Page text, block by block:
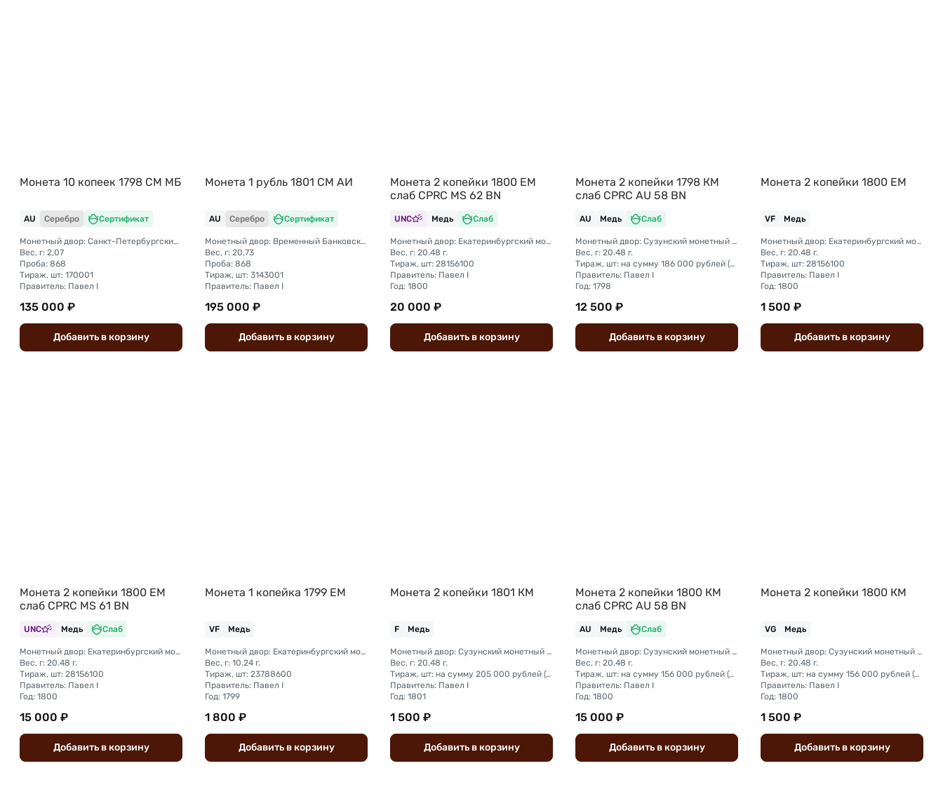
Монета 10 копеек 1798 СМ МБ
AU Серебро Сертификат
Монетный двор: Санкт-Петербургский монетный двор
Вес, г: 2,07
Проба: 868
Тираж, шт: 170001
Правитель: Павел I
135 000 ₽
Добавить вкорзину
Монета 1 рубль 1801 СМ АИ
AU Серебро Сертификат
Монетный двор: Временный Банковский монетный двор (Санкт-Петербург)
Вес, г: 20,73
Проба: 868
Тираж, шт: 3143001
Правитель: Павел I
195 000 ₽
Добавить вкорзину
Монета 2 копейки 1800 ЕМ
слаб CPRC MS 62 BN
UNC Медь Слаб
Монетный двор: Екатеринбургский монетный двор
Вес, г: 20.48 г.
Тираж, шт: 28156100
Правитель: Павел I
Год: 1800
20 000 ₽
Добавить вкорзину
Монета 2 копейки 1798 КМ
слаб CPRC AU 58 BN
AU Медь Слаб
Монетный двор: Сузунский монетный двор (Сибирь)
Вес, г: 20.48 г.
Тираж, шт: на сумму 186 000 рублей (сумма 2 копейки + 1 копейка + деньга + полушка).
Правитель: Павел I
Год: 1798
12 500 ₽
Добавить вкорзину
Монета 2 копейки 1800 ЕМ
VF Медь
Монетный двор: Екатеринбургский монетный двор
Вес, г: 20.48 г.
Тираж, шт: 28156100
Правитель: Павел I
Год: 1800
1 500 ₽
Добавить вкорзину
Монета 2 копейки 1800 ЕМ
слаб CPRC MS 61 BN
UNC Медь Слаб
Монетный двор: Екатеринбургский монетный двор
Вес, г: 20.48 г.
Тираж, шт: 28156100
Правитель: Павел I
Год: 1800
15 000 ₽
Добавить вкорзину
Монета 1 копейка 1799 ЕМ
VF Медь
Монетный двор: Екатеринбургский монетный двор
Вес, г: 10.24 г.
Тираж, шт: 23788600
Правитель: Павел I
Год: 1799
1 800 ₽
Добавить вкорзину
Монета 2 копейки 1801 КМ
F Медь
Монетный двор: Сузунский монетный двор (Сибирь)
Вес, г: 20.48 г.
Тираж, шт: на сумму 205 000 рублей (сумма 2 копейки + 1 копейка + деньга + полушка).
Правитель: Павел I
Год: 1801
1 500 ₽
Добавить вкорзину
Монета 2 копейки 1800 КМ
слаб CPRC AU 58 BN
AU Медь Слаб
Монетный двор: Сузунский монетный двор (Сибирь)
Вес, г: 20.48 г.
Тираж, шт: на сумму 156 000 рублей (сумма 2 копейки + 1 копейка + деньга + полушка).
Правитель: Павел I
Год: 1800
15 000 ₽
Добавить вкорзину
Монета 2 копейки 1800 КМ
VG Медь
Монетный двор: Сузунский монетный двор (Сибирь)
Вес, г: 20.48 г.
Тираж, шт: на сумму 156 000 рублей (сумма 2 копейки + 1 копейка + деньга + полушка).
Правитель: Павел I
Год: 1800
1 500 ₽
Добавить вкорзину